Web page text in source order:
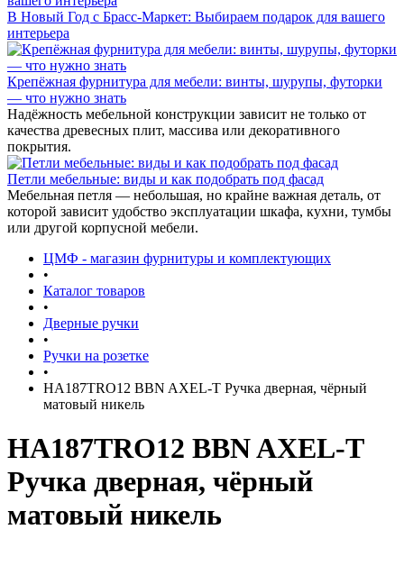
В Новый Год с Брасс-Маркет: Выбираем подарок для вашего
интерьера
Крепёжная фурнитура для мебели: винты, шурупы, футорки
— что нужно знать
Надёжность мебельной конструкции зависит не только от
качества древесных плит, массива или декоративного
покрытия.
Петли мебельные: виды и как подобрать под фасад
Мебельная петля — небольшая, но крайне важная деталь, от
которой зависит удобство эксплуатации шкафа, кухни, тумбы
или другой корпусной мебели.
ЦМФ - магазин фурнитуры и комплектующих
•
Каталог товаров
•
Дверные ручки
•
Ручки на розетке
•
HA187TRO12 BBN AXEL-T Ручка дверная, чёрный
матовый никель
HA187TRO12 BBN AXEL-T
Ручка дверная, чёрный
матовый никель